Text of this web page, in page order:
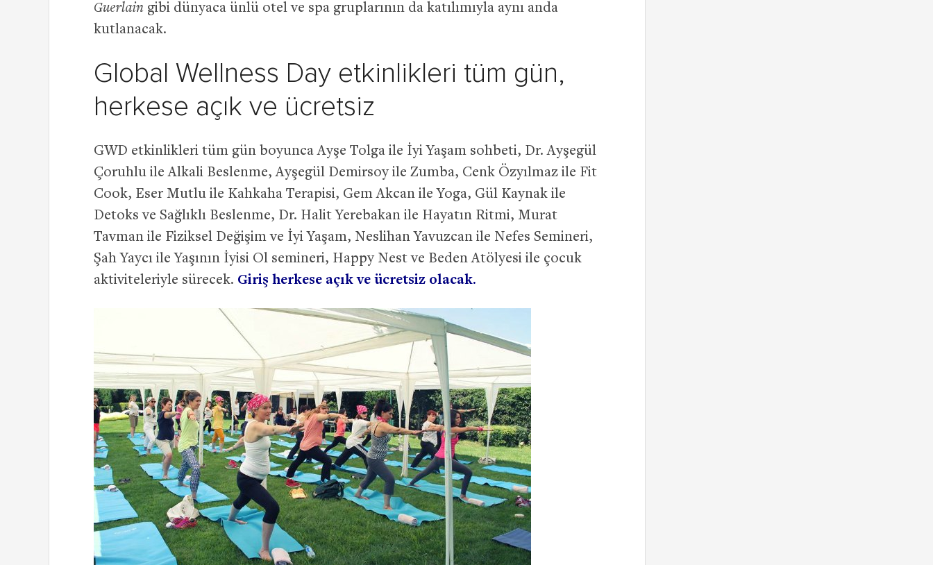
Guerlain gibi dünyaca ünlü otel ve spa gruplarının da katılımıyla aynı anda
kutlanacak.
Global Wellness Day etkinlikleri tüm gün,
herkese açık ve ücretsiz
GWD etkinlikleri tüm gün boyunca Ayşe Tolga ile İyi Yaşam sohbeti, Dr. Ayşegül
Çoruhlu ile Alkali Beslenme, Ayşegül Demirsoy ile Zumba, Cenk Özyılmaz ile Fit
Cook, Eser Mutlu ile Kahkaha Terapisi, Gem Akcan ile Yoga, Gül Kaynak ile
Detoks ve Sağlıklı Beslenme, Dr. Halit Yerebakan ile Hayatın Ritmi, Murat
Tavman ile Fiziksel Değişim ve İyi Yaşam, Neslihan Yavuzcan ile Nefes Semineri,
Şah Yaycı ile Yaşının İyisi Ol semineri, Happy Nest ve Beden Atölyesi ile çocuk
aktiviteleriyle sürecek. Giriş herkese açık ve ücretsiz olacak.